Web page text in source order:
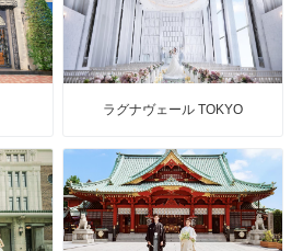
ラグナヴェール TOKYO